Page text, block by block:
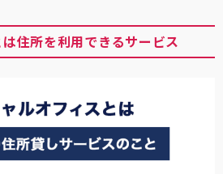
住所を利用できるサービス